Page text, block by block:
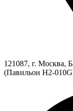
121087, г. Москва,
(Павильон H2-